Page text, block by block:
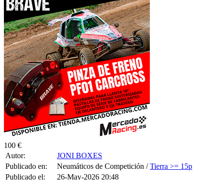
100 €
Autor:
Publicado en:
Neumáticos de Competición /
Publicado el:
26-May-2026 20:48
Referencia:
765790